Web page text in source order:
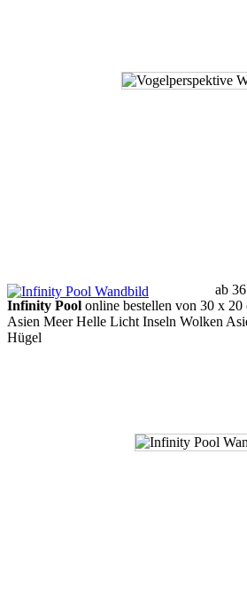
ab
Infinity Pool online bestellen von 30 x
Asien Meer Helle Licht Inseln Wolken
Hügel